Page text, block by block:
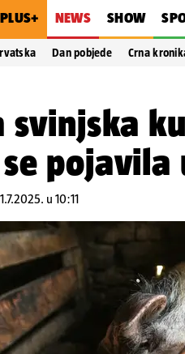
PLUS+ NEWS SHOW
Dan pobjede Crna
svinjska
u 10:11